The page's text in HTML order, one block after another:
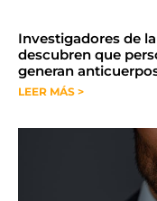
Investigadores de
descubren que
generan
LEER MÁS >